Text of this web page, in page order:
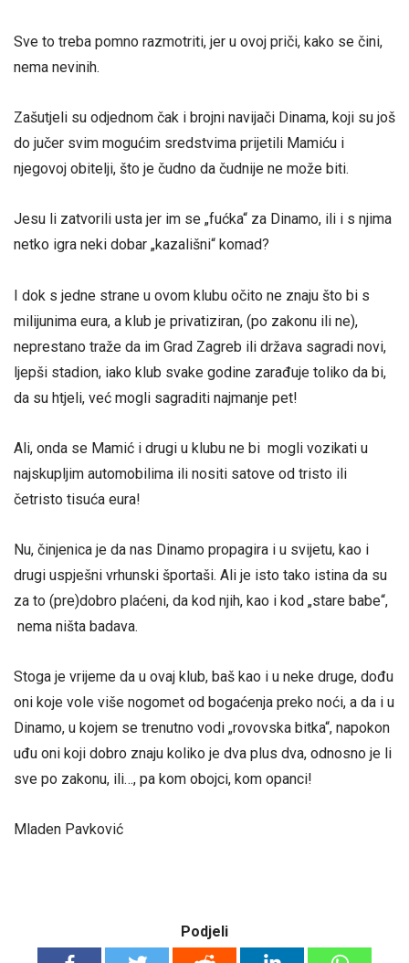
Sve to treba pomno razmotriti, jer u ovoj priči, kako se čini,
nema nevinih.
Zašutjeli su odjednom čak i brojni navijači Dinama, koji su još
do jučer svim mogućim sredstvima prijetili Mamiću i
njegovoj obitelji, što je čudno da čudnije ne može biti.
Jesu li zatvorili usta jer im se „fućka“ za Dinamo, ili i s njima
netko igra neki dobar „kazališni“ komad?
I dok s jedne strane u ovom klubu očito ne znaju što bi s
milijunima eura, a klub je privatiziran, (po zakonu ili ne),
neprestano traže da im Grad Zagreb ili država sagradi novi,
ljepši stadion, iako klub svake godine zarađuje toliko da bi,
da su htjeli, već mogli sagraditi najmanje pet!
Ali, onda se Mamić i drugi u klubu ne bi mogli vozikati u
najskupljim automobilima ili nositi satove od tristo ili
četristo tisuća eura!
Nu, činjenica je da nas Dinamo propagira i u svijetu, kao i
drugi uspješni vrhunski športaši. Ali je isto tako istina da su
za to (pre)dobro plaćeni, da kod njih, kao i kod „stare babe“,
nema ništa badava.
Stoga je vrijeme da u ovaj klub, baš kao i u neke druge, dođu
oni koje vole više nogomet od bogaćenja preko noći, a da i u
Dinamo, u kojem se trenutno vodi „rovovska bitka“, napokon
uđu oni koji dobro znaju koliko je dva plus dva, odnosno je li
sve po zakonu, ili…, pa kom obojci, kom opanci!
Mladen Pavković
Podjeli